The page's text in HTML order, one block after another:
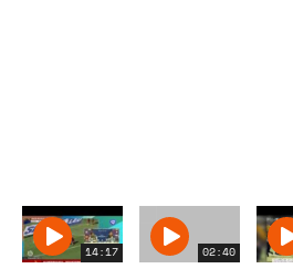
14:17 02:40